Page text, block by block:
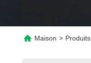
Maison > Produits